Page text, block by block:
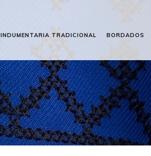
INDUMENTARIA TRADICIONAL BORDADOS